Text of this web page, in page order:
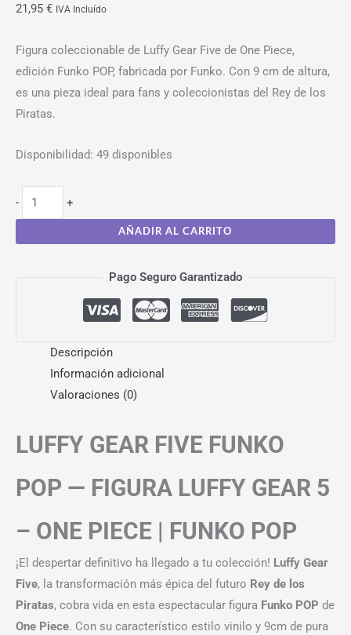
21,95 € IVA Incluído
Figura coleccionable de Luffy Gear Five de One Piece,
edición Funko POP, fabricada por Funko. Con 9 cm de altura,
es una pieza ideal para fans y coleccionistas del Rey de los
Piratas.
Disponibilidad: 49 disponibles
- +
AÑADIR AL CARRITO
Pago Seguro Garantizado
Descripción
Información adicional
Valoraciones (0)
LUFFY GEAR FIVE FUNKO
POP — FIGURA LUFFY GEAR 5
– ONE PIECE | FUNKO POP
¡El despertar definitivo ha llegado a tu colección! Luffy Gear
Five, la transformación más épica del futuro Rey de los
Piratas, cobra vida en esta espectacular figura Funko POP de
One Piece. Con su característico estilo vinilo y 9cm de pura